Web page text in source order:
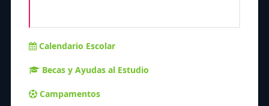
Calendario Escolar
Becas y Ayudas al Estudio
Campamentos